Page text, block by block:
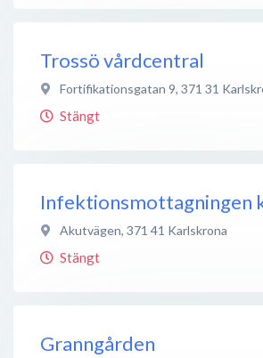
Trossö vårdcentral
Fortifikationsgatan 9, 371 31
Stängt
Infektionsmottagningen
Akutvägen, 371 41 Karlskrona
Stängt
Granngården